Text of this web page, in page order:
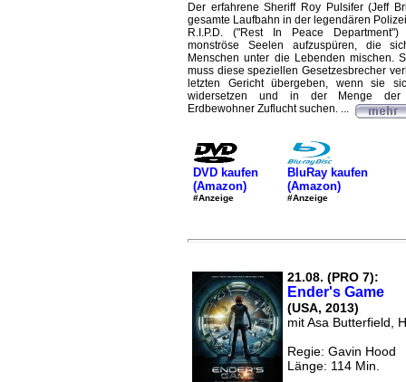
Der erfahrene Sheriff Roy Pulsifer (Jeff
gesamte Laufbahn in der legendären
R.I.P.D. ("Rest In Peace
monströse Seelen aufzuspüren, die
Menschen unter die Lebenden mischen.
muss diese speziellen Gesetzesbrecher
letzten Gericht übergeben, wenn sie
widersetzen und in der Menge der
Erdbewohner Zuflucht suchen. ...
DVD kaufen
(Amazon)
#Anzeige
BluRay kaufen
(Amazon)
#Anzeige
21.08. (PRO 7):
Ender's Game
(USA, 2013)
mit Asa Butterfield,
Regie: Gavin Hood
Länge: 114 Min.